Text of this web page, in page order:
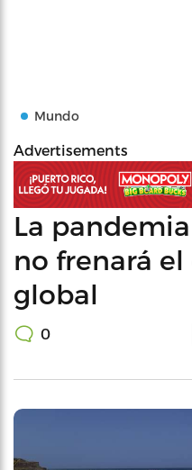
Mundo
Advertisements
La
no frenará
global
0